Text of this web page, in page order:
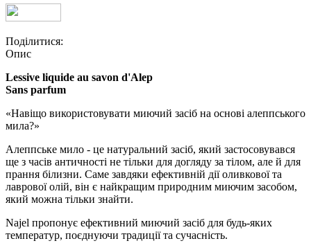
Поділитися:
Опис
Lessive liquide au savon d'Alep
Sans parfum
«Навіщо використовувати миючий засіб на основі алеппського
мила?»
Алеппське мило - це натуральний засіб, який застосовувався
ще з часів античності не тільки для догляду за тілом, але й для
прання білизни. Саме завдяки ефективній дії оливкової та
лаврової олій, він є найкращим природним миючим засобом,
який можна тільки знайти.
Najel пропонує ефективний миючий засіб для будь-яких
температур, поєднуючи традиції та сучасність.